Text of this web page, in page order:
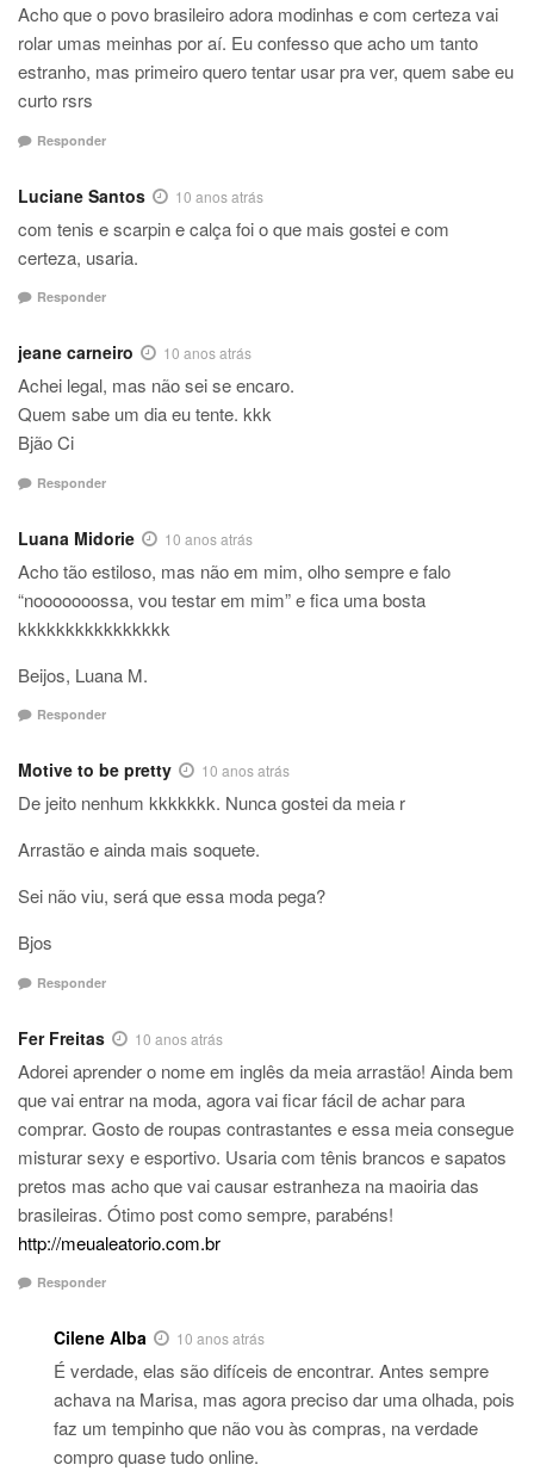
Acho que o povo brasileiro adora modinhas e com certeza vai
rolar umas meinhas por aí. Eu confesso que acho um tanto
estranho, mas primeiro quero tentar usar pra ver, quem sabe eu
curto rsrs
Responder
Luciane Santos 10 anos atrás
com tenis e scarpin e calça foi o que mais gostei e com
certeza, usaria.
Responder
jeane carneiro 10 anos atrás
Achei legal, mas não sei se encaro.
Quem sabe um dia eu tente. kkk
Bjão Ci
Responder
Luana Midorie 10 anos atrás
Acho tão estiloso, mas não em mim, olho sempre e falo
“nooooooossa, vou testar em mim” e fica uma bosta
kkkkkkkkkkkkkkkk
Beijos, Luana M.
Responder
Motive to be pretty 10 anos atrás
De jeito nenhum kkkkkkk. Nunca gostei da meia r
Arrastão e ainda mais soquete.
Sei não viu, será que essa moda pega?
Bjos
Responder
Fer Freitas 10 anos atrás
Adorei aprender o nome em inglês da meia arrastão! Ainda bem
que vai entrar na moda, agora vai ficar fácil de achar para
comprar. Gosto de roupas contrastantes e essa meia consegue
misturar sexy e esportivo. Usaria com tênis brancos e sapatos
pretos mas acho que vai causar estranheza na maoiria das
brasileiras. Ótimo post como sempre, parabéns!
http://meualeatorio.com.br
Responder
Cilene Alba 10 anos atrás
É verdade, elas são difíceis de encontrar. Antes sempre
achava na Marisa, mas agora preciso dar uma olhada, pois
faz um tempinho que não vou às compras, na verdade
compro quase tudo online.